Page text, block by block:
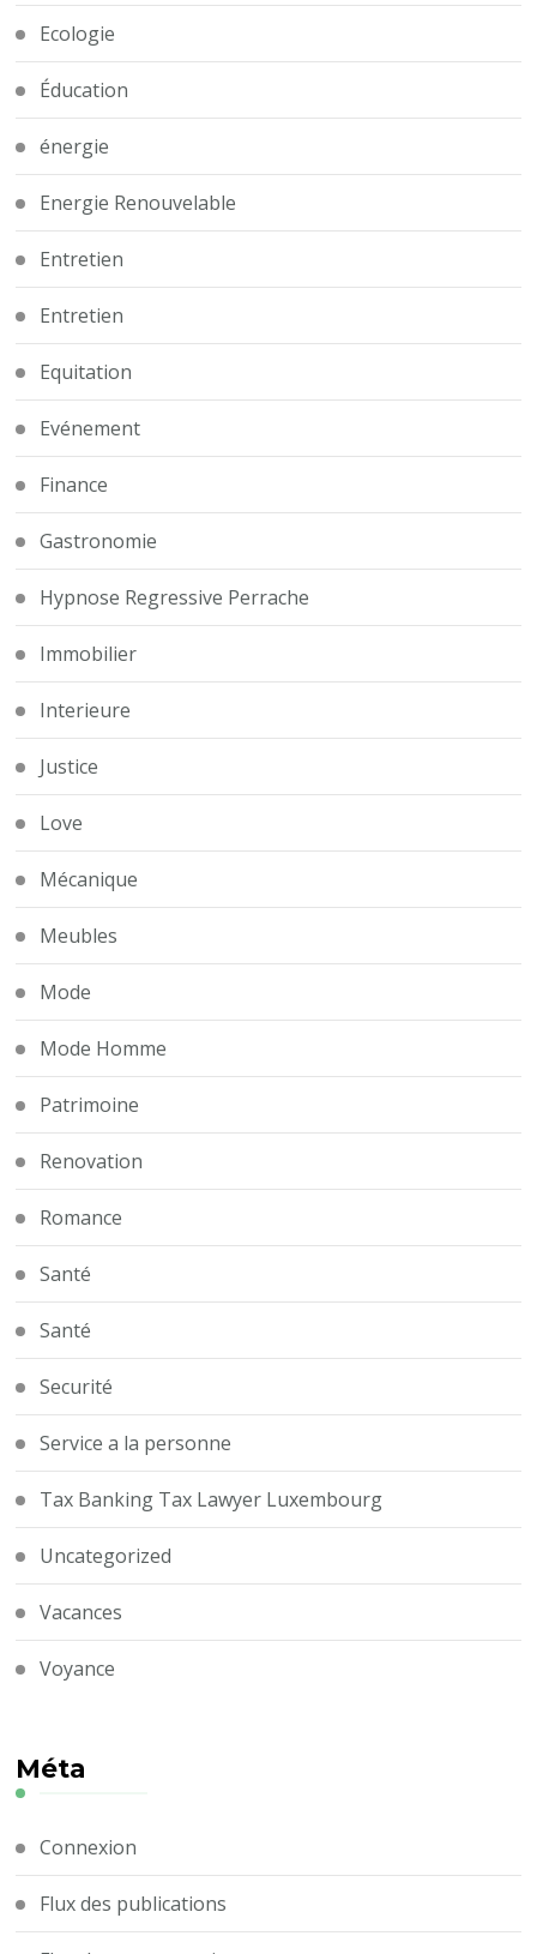
Ecologie
Éducation
énergie
Energie Renouvelable
Entretien
Entretien
Equitation
Evénement
Finance
Gastronomie
Hypnose Regressive Perrache
Immobilier
Interieure
Justice
Love
Mécanique
Meubles
Mode
Mode Homme
Patrimoine
Renovation
Romance
Santé
Santé
Securité
Service a la personne
Tax Banking Tax Lawyer Luxembourg
Uncategorized
Vacances
Voyance
Méta
Connexion
Flux des publications